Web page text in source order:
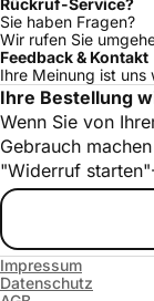
Rückruf-Service?
Sie haben Fragen?
Wir rufen Sie
Feedback & Kontakt
Ihre Meinung ist uns
Ihre Bestellung
Wenn Sie von
Gebrauch
"Widerruf
Impressum
Datenschutz